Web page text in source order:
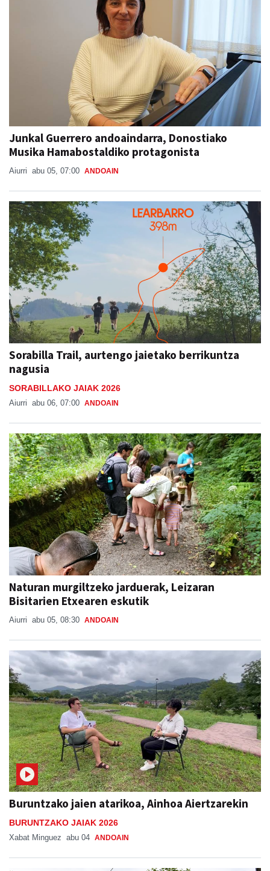
Junkal Guerrero andoaindarra, Donostiako
Musika Hamabostaldiko protagonista
Aiurri abu 05, 07:00 ANDOAIN
Sorabilla Trail, aurtengo jaietako berrikuntza
nagusia
SORABILLAKO JAIAK 2026
Aiurri abu 06, 07:00 ANDOAIN
Naturan murgiltzeko jarduerak, Leizaran
Bisitarien Etxearen eskutik
Aiurri abu 05, 08:30 ANDOAIN
Buruntzako jaien atarikoa, Ainhoa Aiertzarekin
BURUNTZAKO JAIAK 2026
Xabat Minguez abu 04 ANDOAIN